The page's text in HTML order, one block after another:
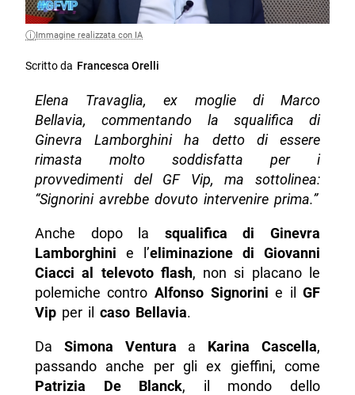
Immagine realizzata con IA
Scritto da Francesca Orelli
Elena Travaglia, ex moglie di Marco
Bellavia, commentando la squalifica di
Ginevra Lamborghini ha detto di essere
rimasta molto soddisfatta per i
provvedimenti del GF Vip, ma sottolinea:
“Signorini avrebbe dovuto intervenire prima.”
Anche dopo la squalifica di Ginevra
Lamborghini e l’eliminazione di Giovanni
Ciacci al televoto flash, non si placano le
polemiche contro Alfonso Signorini e ilGF
Vip per il caso Bellavia.
Da Simona Ventura a Karina Cascella,
passando anche per gli ex gieffini, come
Patrizia De Blanck, il mondo dello